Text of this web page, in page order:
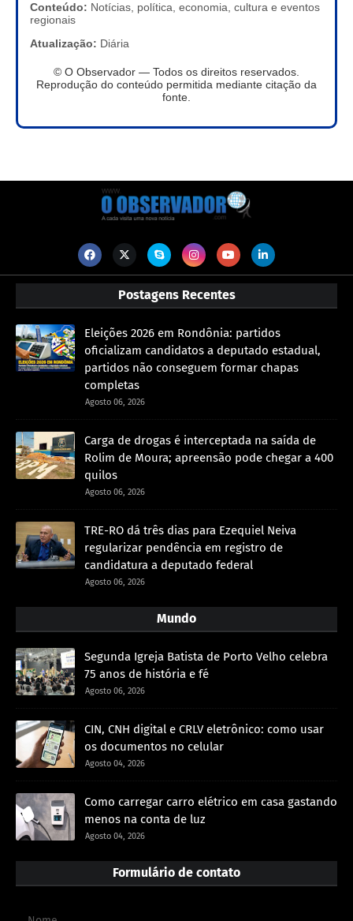
Conteúdo: Notícias, política, economia, cultura e eventos
regionais
Atualização: Diária
© O Observador — Todos os direitos reservados.
Reprodução do conteúdo permitida mediante citação da
fonte.
Postagens Recentes
Eleições 2026 em Rondônia: partidos
oficializam candidatos a deputado estadual,
partidos não conseguem formar chapas
completas
Agosto 06, 2026
Carga de drogas é interceptada na saída de
Rolim de Moura; apreensão pode chegar a 400
quilos
Agosto 06, 2026
TRE-RO dá três dias para Ezequiel Neiva
regularizar pendência em registro de
candidatura a deputado federal
Agosto 06, 2026
Mundo
Segunda Igreja Batista de Porto Velho celebra
75 anos de história e fé
Agosto 06, 2026
CIN, CNH digital e CRLV eletrônico: como usar
os documentos no celular
Agosto 04, 2026
Como carregar carro elétrico em casa gastando
menos na conta de luz
Agosto 04, 2026
Formulário de contato